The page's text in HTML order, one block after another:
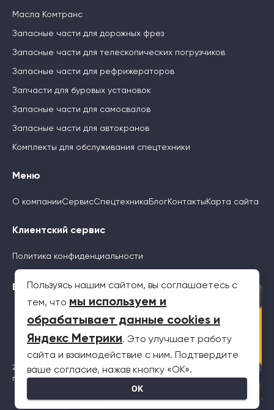
Масла Комтранс
Запасные части для дорожных фрез
Запасные части для телескопических погрузчиков
Запасные части для рефрижераторов
Запчасти для буровых установок
Запасные части для самосвалов
Запасные части для автокранов
Комплекты для обслуживания спецтехники
Меню
О компанииСервисСпецтехника БлогКонтакты Карта сайта
Клиентский сервис
Политика конфиденциальности
Будьте с нами
2026 © Все права защищены. Информация на сайте не является
публичной офертой
Пользуясь нашим сайтом, вы соглашаетесь с
тем, что мы используем и
обрабатывает данные cookies и
Яндекс Метрики. Это улучшает работу
сайта и взаимодействие с ним. Подтвердите
ваше согласие, нажав кнопку «OK».
OK